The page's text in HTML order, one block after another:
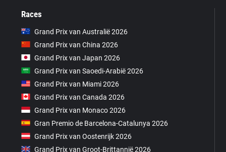
Races
Grand Prix van Australië 2026
Grand Prix van China 2026
Grand Prix van Japan 2026
Grand Prix van Saoedi-Arabië 2026
Grand Prix van Miami 2026
Grand Prix van Canada 2026
Grand Prix van Monaco 2026
Gran Premio de Barcelona-Catalunya 2026
Grand Prix van Oostenrijk 2026
Grand Prix van Groot-Brittannië 2026